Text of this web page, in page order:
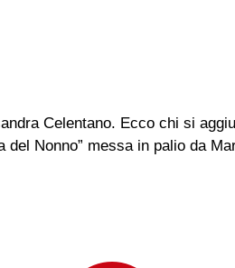
Celentano. Ecco chi si
del Nonno” messa in palio da